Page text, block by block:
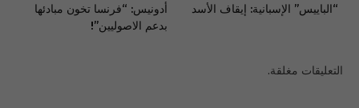
“الباييس” الإسبانية: إيقاف الأسد
أدونيس: “فرنسا تخون مبادئها
بدعم الاصوليين”!
التعليقات مغلقة.